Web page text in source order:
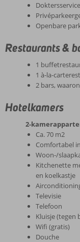
Openbare
Restaurants &
1
1 à-la-
2 bars,
Hotelkamers
2-
Ca. 70 m2
Comfortabel
Woon-/
Kitchenette
en koelkastje
Televisie
Telefoon
Kluisje (tegen
Wifi (gratis)
Douche